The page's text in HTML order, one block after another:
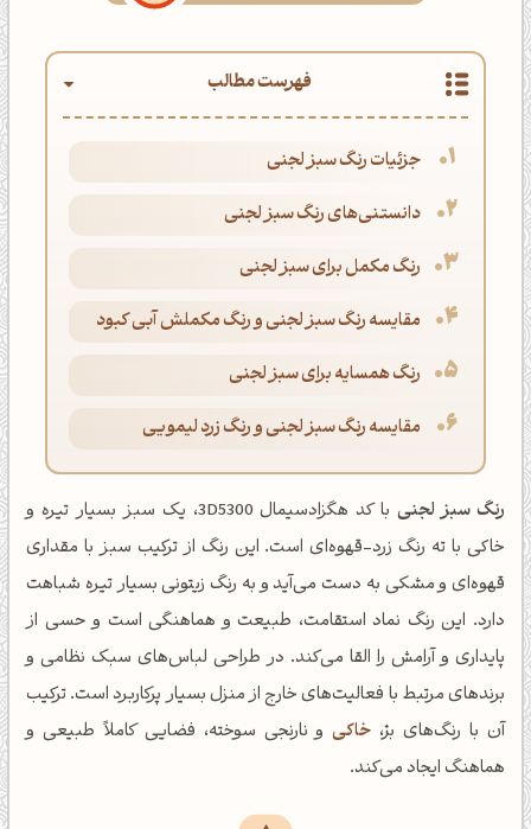
فهرست مطالب
جزئیات رنگ سبز لجنی
دانستنی‌های رنگ سبز لجنی
رنگ مکمل برای سبز لجنی
مقایسه رنگ سبز لجنی و رنگ مکملش آبی کبود
رنگ همسایه برای سبز لجنی
مقایسه رنگ سبز لجنی و رنگ زرد لیمویی
رنگ سبز لجنی
با کد هگزادسیمال 3D5300، یک سبز بسیار تیره و
خاکی با ته رنگ زرد-قهوه‌ای است. این رنگ از ترکیب سبز با مقداری
قهوه‌ای و مشکی به دست می‌آید و به رنگ زیتونی بسیار تیره شباهت
دارد. این رنگ نماد استقامت، طبیعت و هماهنگی است و حسی از
پایداری و آرامش را القا می‌کند. در طراحی لباس‌های سبک نظامی و
برندهای مرتبط با فعالیت‌های خارج از منزل بسیار پرکاربرد است. ترکیب
آن با رنگ‌های بژ، خاکیو نارنجی سوخته، فضایی کاملاً طبیعی و
هماهنگ ایجاد می‌کند.